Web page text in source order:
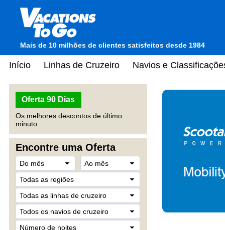
Mais de 10 milhões de clientes satisfeitos desde 1984
Início Linhas de Cruzeiro Navios e
Oferta 90 Dias
Os melhores descontos de último
minuto.
Encontre uma Oferta